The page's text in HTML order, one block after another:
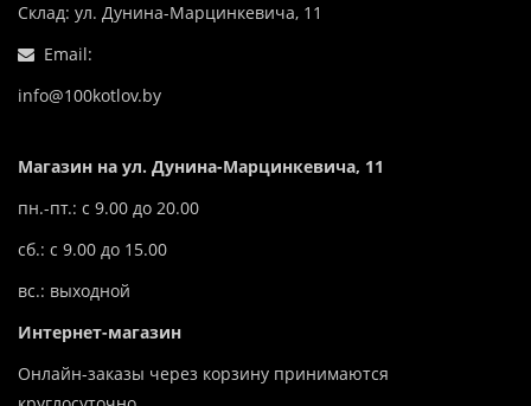
Склад: ул. Дунина-Марцинкевича, 11
Email:
info@100kotlov.by
Магазин на ул. Дунина-Марцинкевича, 11
пн.-пт.: с 9.00 до 20.00
сб.: с 9.00 до 15.00
вс.: выходной
Интернет-магазин
Онлайн-заказы через корзину принимаются